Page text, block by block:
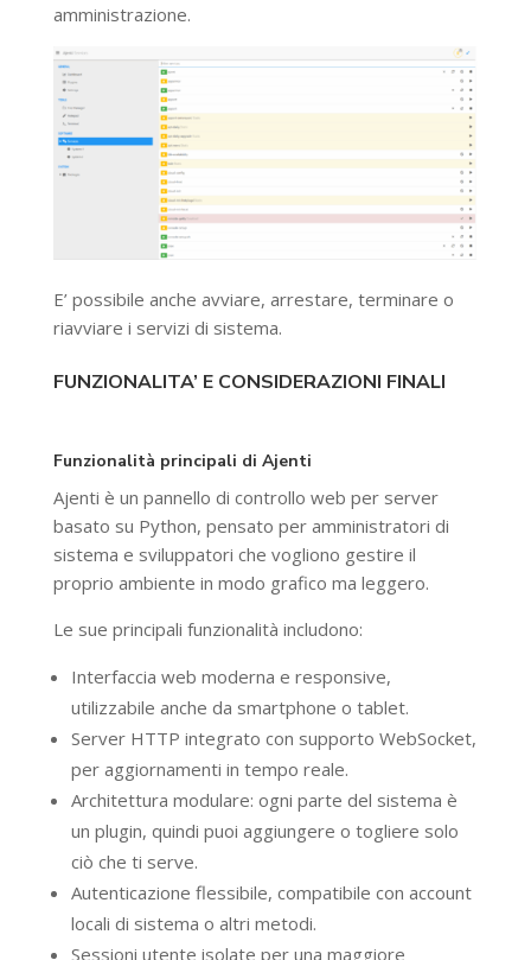
amministrazione.
E’ possibile anche avviare, arrestare, terminare o
riavviare i servizi di sistema.
FUNZIONALITA’ E CONSIDERAZIONI FINALI
Funzionalità principali di Ajenti
Ajenti è un pannello di controllo web per server
basato su Python, pensato per amministratori di
sistema e sviluppatori che vogliono gestire il
proprio ambiente in modo grafico ma leggero.
Le sue principali funzionalità includono:
Interfaccia web moderna e responsive,
utilizzabile anche da smartphone o tablet.
Server HTTP integrato con supporto WebSocket,
per aggiornamenti in tempo reale.
Architettura modulare: ogni parte del sistema è
un plugin, quindi puoi aggiungere o togliere solo
ciò che ti serve.
Autenticazione flessibile, compatibile con account
locali di sistema o altri metodi.
Sessioni utente isolate per una maggiore